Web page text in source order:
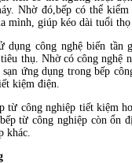
Nhờ đó,bếp có thể
mình, giúp kéo dài tuổi
dụng công nghệ biến tần
thụ. Nhờ có công nghệ
sạn ứng dụng trong bếp
kiệm điện.
từ công nghiệp tiết kiệm
từ công nghiệp còn ổn
khác.